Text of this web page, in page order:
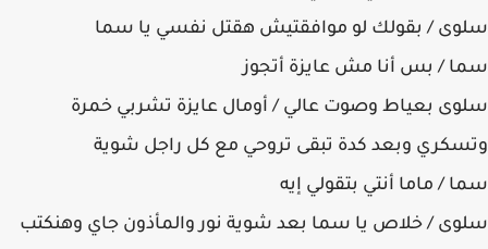
سلوى / بقولك لو موافقتيش هقتل نفسي يا سما
سما / بس أنا مش عايزة أتجوز
سلوى بعياط وصوت عالي / أومال عايزة تشربي خمرة
وتسكري وبعد كدة تبقى تروحي مع كل راجل شوية
سما / ماما أنتي بتقولي إيه
سلوى / خلاص يا سما بعد شوية نور والمأذون جاي وهنكتب